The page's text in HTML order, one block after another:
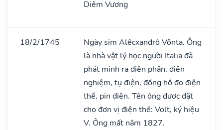
Diêm Vương
18/2/1745
Ngày sịm Alêcxanđrô Vônta. Ông
là nhà vật lý học người Italia đã
phát minh ra điện phân, điện
nghiệm, tụ điện, đồng hồ đo điện
thế, pin điện. Tên ông được đặt
cho đơn vị điện thế: Volt, ký hiệu
V. Ông mất năm 1827.